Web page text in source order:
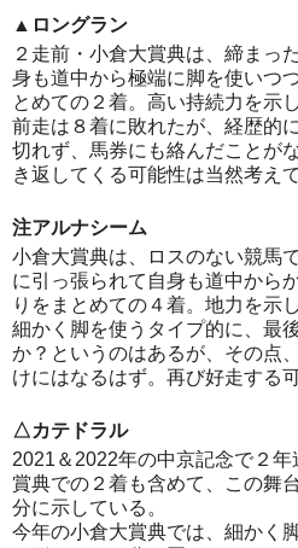
▲ロングラン
２走前・小倉大賞典は、締まっ
身も道中から極端に脚を使いつ
とめての２着。高い持続力を示し
前走は８着に敗れたが、経歴的
切れず、馬券にも絡んだことが
き返してくる可能性は当然考え
注アルナシーム
小倉大賞典は、ロスのない競馬
に引っ張られて自身も道中から
りをまとめての４着。地力を示し
細かく脚を使うタイプ的に、最
か？というのはあるが、その点
けにはなるはず。再び好走する
△カテドラル
2021＆2022年の中京記念で２
賞典での２着も含めて、この舞
分に示している。
今年の小倉大賞典では、細かく